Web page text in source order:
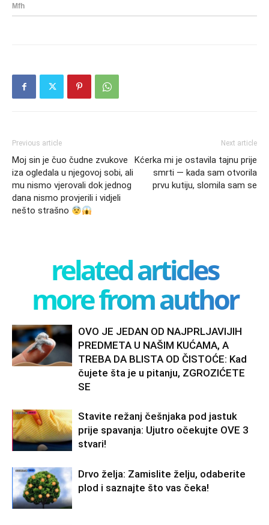
Previous article
Moj sin je čuo čudne zvukove
iza ogledala u njegovoj sobi, ali
mu nismo vjerovali dok jednog
dana nismo provjerili i vidjeli
nešto strašno
Next article
Kćerka mi je ostavila tajnu prije
smrti — kada sam otvorila
prvu kutiju, slomila sam se
related articles
more from author
OVO JE JEDAN OD NAJPRLJAVIJIH
PREDMETA U NAŠIM KUĆAMA, A
TREBA DA BLISTA OD ČISTOĆE: Kad
čujete šta je u pitanju, ZGROZIĆETE
SE
Stavite režanj češnjaka pod jastuk
prije spavanja: Ujutro očekujte OVE 3
stvari!
Drvo želja: Zamislite želju, odaberite
plod i saznajte što vas čeka!